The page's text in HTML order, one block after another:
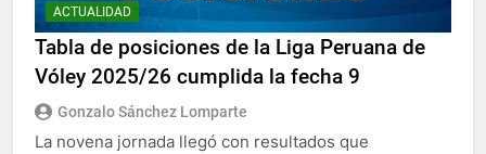
ACTUALIDAD
Tabla de posiciones de la Liga Peruana de
Vóley 2025/26 cumplida la fecha 9
Gonzalo Sánchez Lomparte
La novena jornada llegó con resultados que